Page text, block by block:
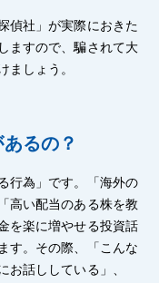
偵社」が実際におきた
ますので、騙されて大
ましょう。
るの？
行為」です。「海外の
高い配当のある株を教
を楽に増やせる投資話
す。その際、「こんな
お話ししている」、